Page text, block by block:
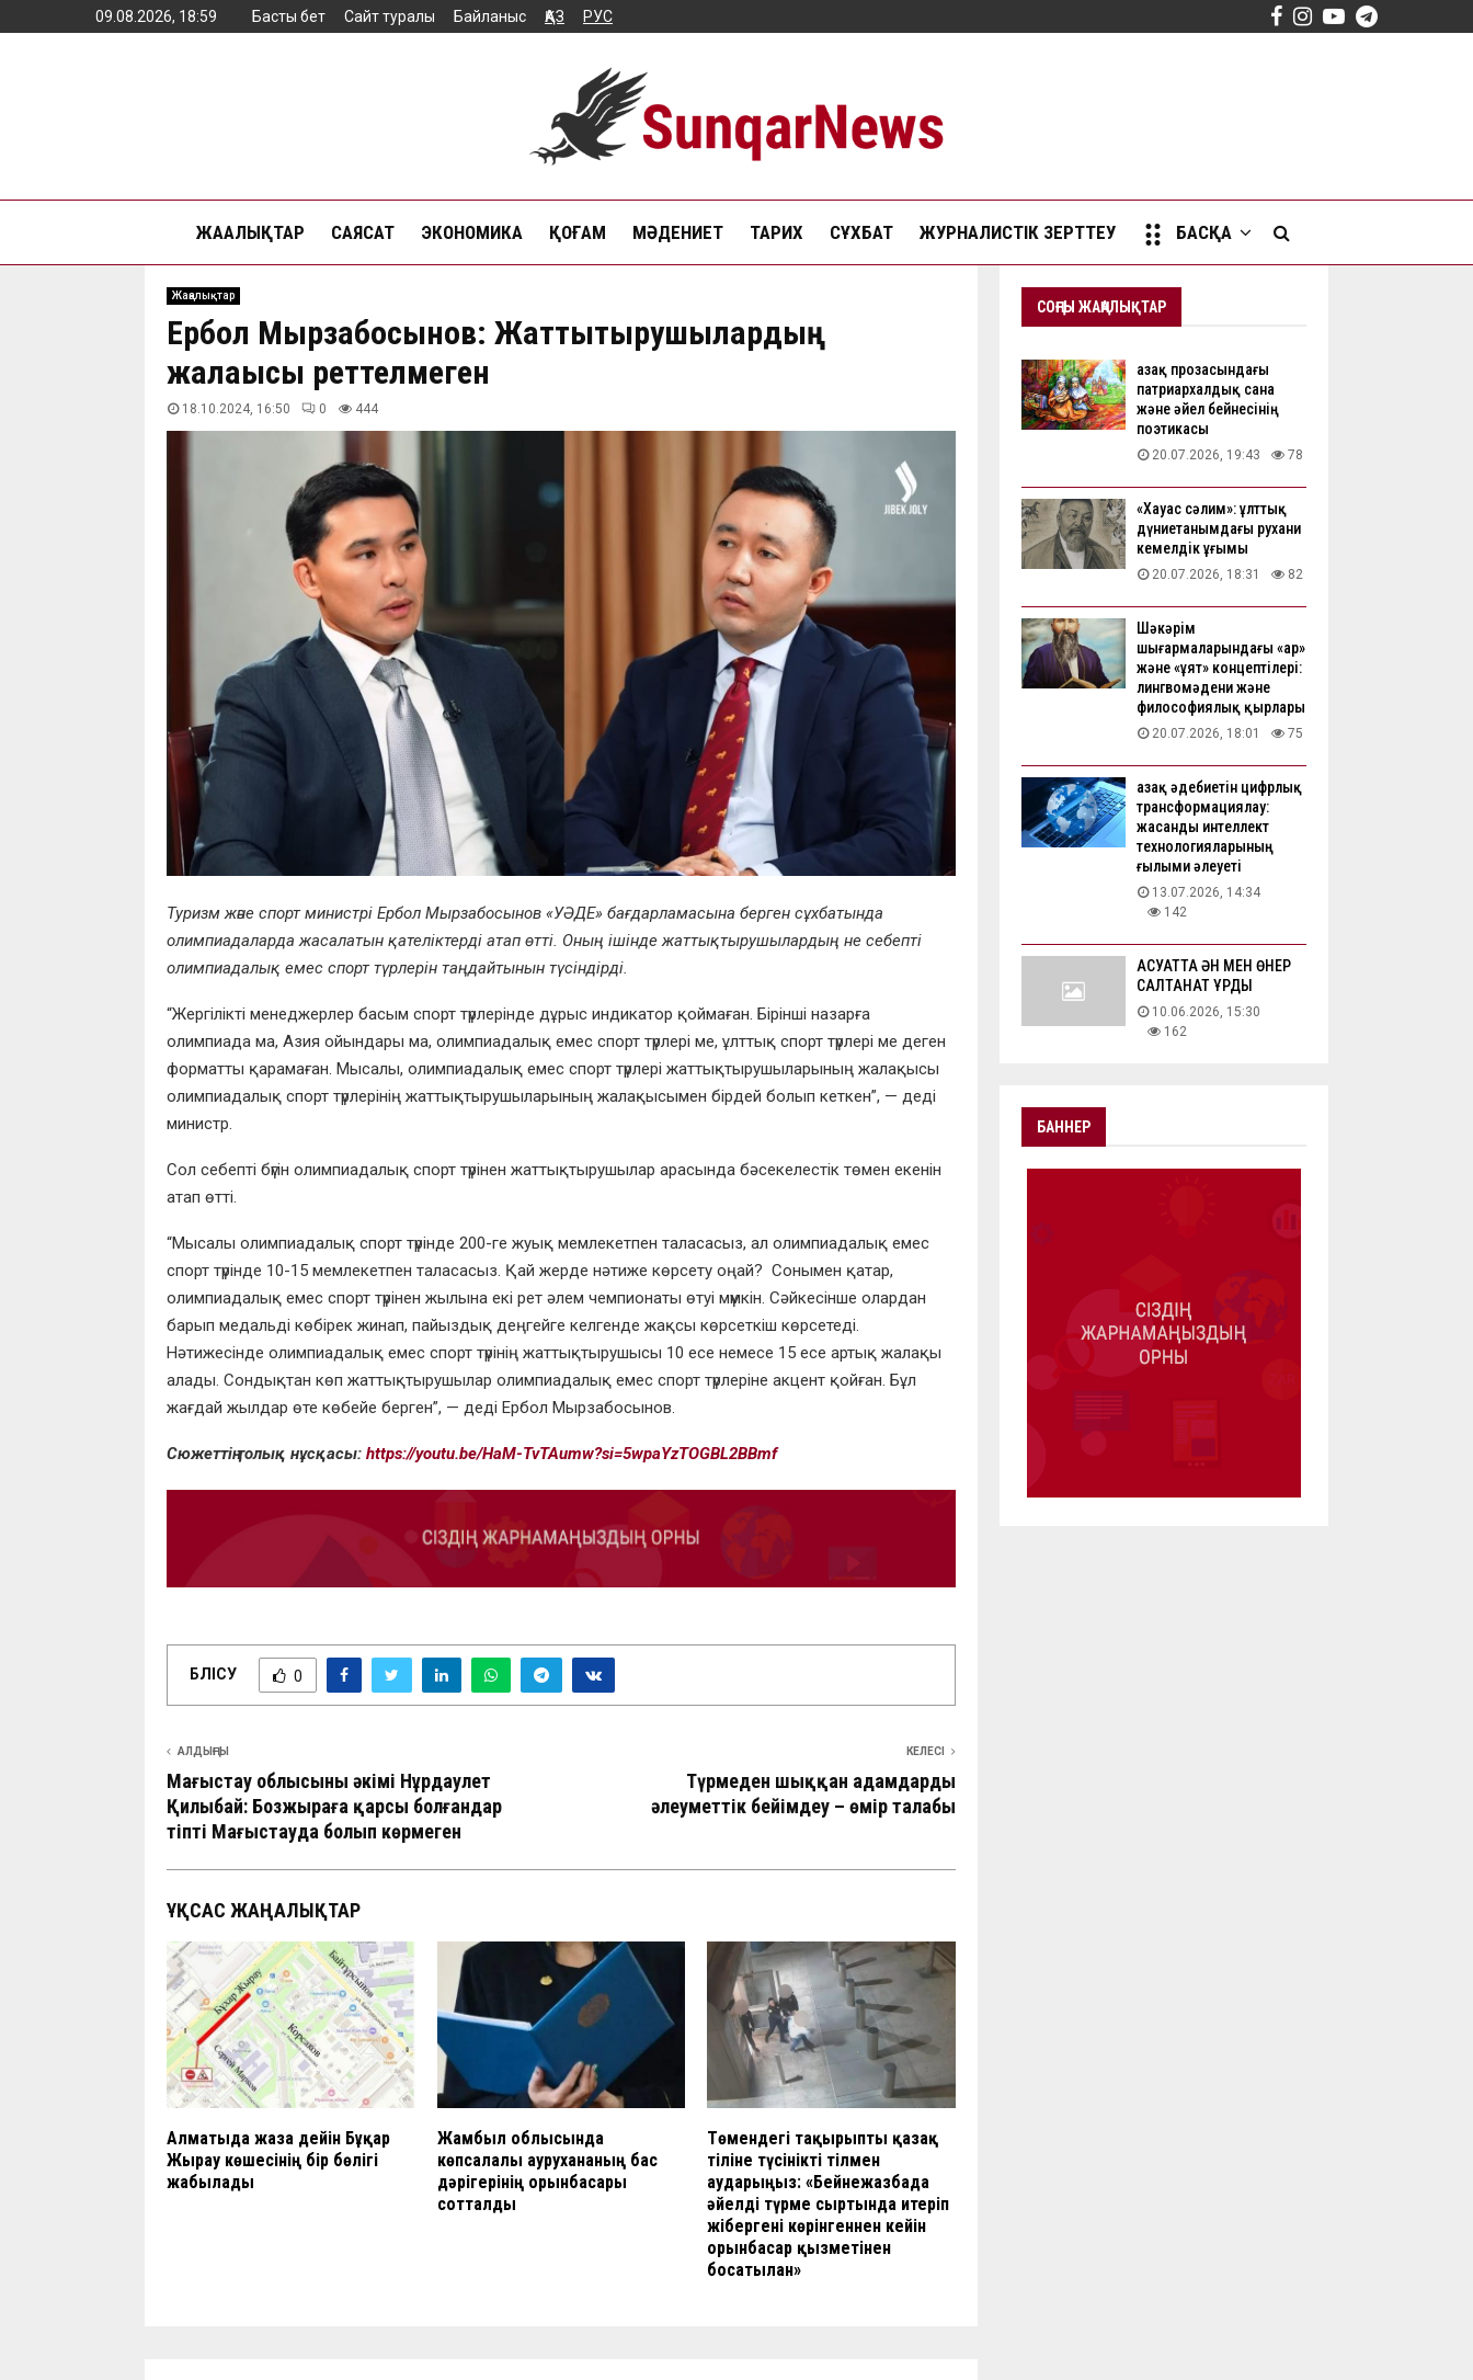
09.08.2026, 18:59 Басты бет Сайт туралы Байланыс ҚАЗ РУС Facebook
Instagram
YoutubeTelegram
ЖАҢАЛЫҚТАР САЯСАТ ЭКОНОМИКА ҚОҒАМ МӘДЕНИЕТ ТАРИХ СҰХБАТ ЖУРНАЛИСТІК ЗЕРТТЕУ БАСҚА
Жаңалықтар
Ербол Мырзабосынов: Жаттықтырушылардың
жалақысы реттелмеген
18.10.2024, 16:50 0 444
Туризм және спорт министрі Ербол Мырзабосынов «УӘДЕ» бағдарламасына берген сұхбатында
олимпиадаларда жасалатын қателіктерді атап өтті. Оның ішінде жаттықтырушылардың не себепті
олимпиадалық емес спорт түрлерін таңдайтынын түсіндірді.
“Жергілікті менеджерлер басым спорт түрлерінде дұрыс индикатор қоймаған. Бірінші назарға
олимпиада ма, Азия ойындары ма, олимпиадалық емес спорт түрлері ме, ұлттық спорт түрлері ме деген
форматты қарамаған. Мысалы, олимпиадалық емес спорт түрлері жаттықтырушыларының жалақысы
олимпиадалық спорт түрлерінің жаттықтырушыларының жалақысымен бірдей болып кеткен”, — деді
министр.
Сол себепті бүгін олимпиадалық спорт түрінен жаттықтырушылар арасында бәсекелестік төмен екенін
атап өтті.
“Мысалы олимпиадалық спорт түрінде 200-ге жуық мемлекетпен таласасыз, ал олимпиадалық емес
спорт түрінде 10-15 мемлекетпен таласасыз. Қай жерде нәтиже көрсету оңай? Сонымен қатар,
олимпиадалық емес спорт түрінен жылына екі рет әлем чемпионаты өтуі мүмкін. Сәйкесінше олардан
барып медальді көбірек жинап, пайыздық деңгейге келгенде жақсы көрсеткіш көрсетеді.
Нәтижесінде олимпиадалық емес спорт түрінің жаттықтырушысы 10 есе немесе 15 есе артық жалақы
алады. Сондықтан көп жаттықтырушылар олимпиадалық емес спорт түрлеріне акцент қойған. Бұл
жағдай жылдар өте көбейе берген”, — деді Ербол Мырзабосынов.
Сюжеттің толық нұсқасы: https://youtu.be/HaM-TvTAumw?si=5wpaYzTOGBL2BBmf
БӨЛІСУ 0
АЛДЫҢҒЫ
Маңғыстау облысының әкімі Нұрдаулет
Қилыбай: Бозжыраға қарсы болғандар
тіпті Маңғыстауда болып көрмеген
КЕЛЕСІ
Түрмеден шыққан адамдарды
әлеуметтік бейімдеу – өмір талабы
ҰҚСАС ЖАҢАЛЫҚТАР
Алматыда жазға дейін Бұқар
Жырау көшесінің бір бөлігі
жабылады
Жамбыл облысында
көпсалалы аурухананың бас
дәрігерінің орынбасары
сотталды
Төмендегі тақырыпты қазақ
тіліне түсінікті тілмен
аударыңыз: «Бейнежазбада
әйелді түрме сыртында итеріп
жібергені көрінгеннен кейін
орынбасар қызметінен
босатылған»
СОҢҒЫ ЖАҢАЛЫҚТАР
Қазақ прозасындағы
патриархалдық сана
және әйел бейнесінің
поэтикасы
20.07.2026, 19:43 78
«Хауас сәлим»: ұлттық
дүниетанымдағы рухани
кемелдік ұғымы
20.07.2026, 18:31 82
Шәкәрім
шығармаларындағы «ар»
және «ұят» концептілері:
лингвомәдени және
философиялық қырлары
20.07.2026, 18:01 75
Қазақ әдебиетін цифрлық
трансформациялау:
жасанды интеллект
технологияларының
ғылыми әлеуеті
13.07.2026, 14:34
142
АҚСУАТТА ӘН МЕН ӨНЕР
САЛТАНАТ ҚҰРДЫ
10.06.2026, 15:30
162
БАННЕР